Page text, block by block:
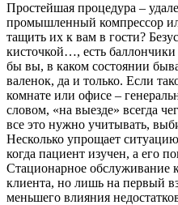
Простейшая процедура –
промышленный компрессор
тащить их к вам в гости?
кисточкой…, есть
бы вы, в каком состоянии
валенок, да и только. Если
комнате или офисе –
словом, «на выезде» всегда
все это нужно учитывать,
Несколько упрощает
когда пациент изучен, а его
Стационарное обслуживание
клиента, но лишь на первый
меньшего влияния